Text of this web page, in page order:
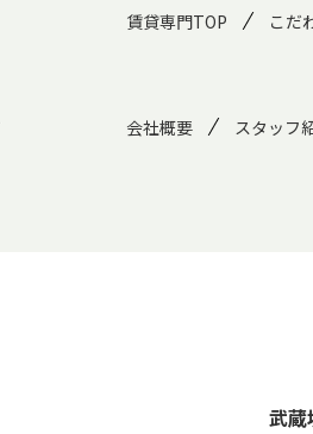
賃貸専門TOP こだ
会社概要 スタッフ
武蔵